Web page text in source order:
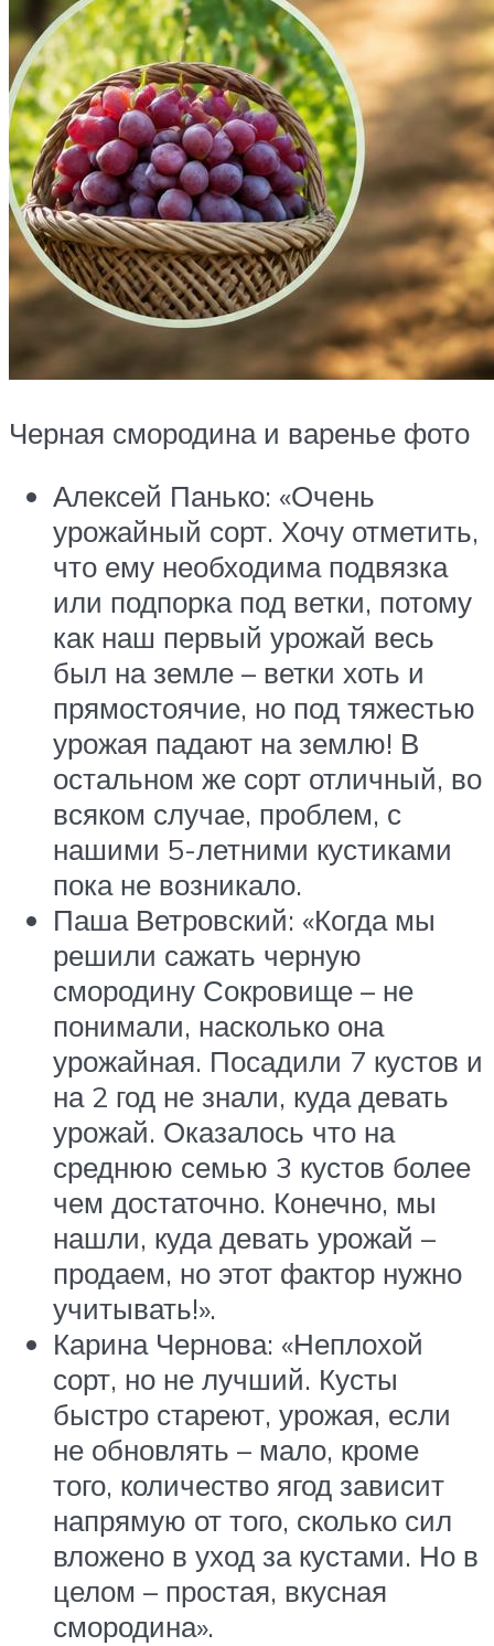
Черная смородина и варенье фото
Алексей Панько: «Очень
урожайный сорт. Хочу отметить,
что ему необходима подвязка
или подпорка под ветки, потому
как наш первый урожай весь
был на земле – ветки хоть и
прямостоячие, но под тяжестью
урожая падают на землю! В
остальном же сорт отличный, во
всяком случае, проблем, с
нашими 5-летними кустиками
пока не возникало.
Паша Ветровский: «Когда мы
решили сажать черную
смородину Сокровище – не
понимали, насколько она
урожайная. Посадили 7 кустов и
на 2 год не знали, куда девать
урожай. Оказалось что на
среднюю семью 3 кустов более
чем достаточно. Конечно, мы
нашли, куда девать урожай –
продаем, но этот фактор нужно
учитывать!».
Карина Чернова: «Неплохой
сорт, но не лучший. Кусты
быстро стареют, урожая, если
не обновлять – мало, кроме
того, количество ягод зависит
напрямую от того, сколько сил
вложено в уход за кустами. Но в
целом – простая, вкусная
смородина».